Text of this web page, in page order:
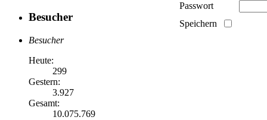
Besucher
Besucher
Heute:
299
Gestern:
3.927
Gesamt:
10.075.769
Passwort
Speichern